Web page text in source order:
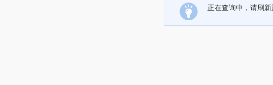
正在查询中，请刷新